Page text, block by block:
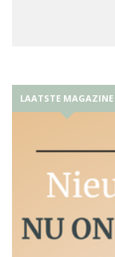
LAATSTE MAGAZINE